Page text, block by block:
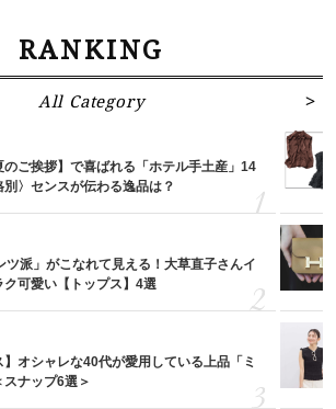
RANKING
All Category
のご挨拶】で喜ばれる「ホテル手土産」14
別〉センスが伝わる逸品は？
ツ派」がこなれて見える！大草直子さんイ
ク可愛い【トップス】4選
】オシャレな40代が愛用している上品「ミ
スナップ6選＞